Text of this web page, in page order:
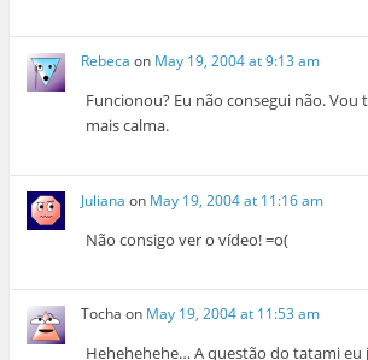
Rebeca on May 19, 2004 at 9:13 am
Funcionou? Eu não consegui não.
mais calma.
Juliana on May 19, 2004 at 11:16 am
Não consigo ver o vídeo! =o(
Tocha on May 19, 2004 at 11:53 am
Hehehehehe… A questão do tatami